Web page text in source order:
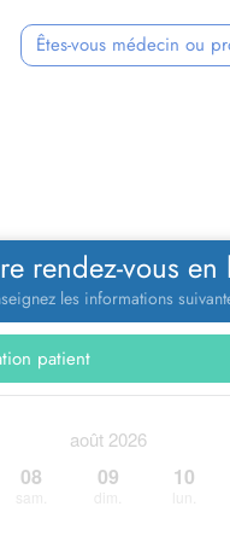
Êtes-vous médecin ou
rendez-vous
les informations
août 2026
08 09 10